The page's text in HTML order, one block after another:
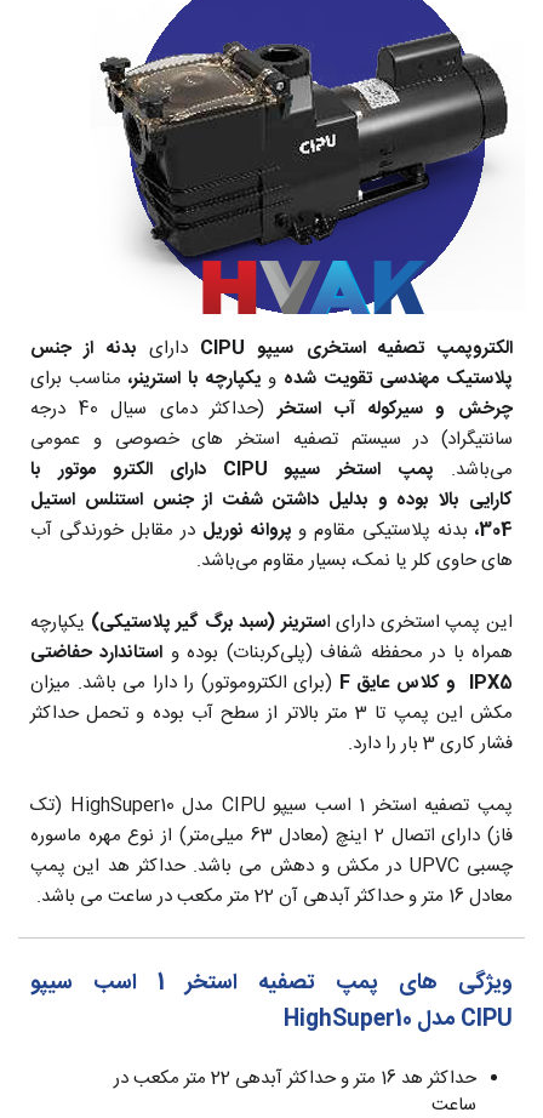
الکتروپمپ تصفیه استخری سیپو CIPU دارای بدنه از جنس
پلاستیک مهندسی تقویت شده و یکپارچه با استرینر، مناسب برای
چرخش و سیرکوله آب استخر
(حداکثر دمای سیال 40 درجه
سانتیگراد) در سیستم تصفیه استخر های خصوصی و عمومی
می‌باشد.
پمپ استخر سیپو CIPU دارای الکترو موتور با
کارایی بالا بوده و بدلیل داشتن شفت از جنس استنلس استیل
304،بدنه پلاستیکی مقاوم و پروانه نوریل در مقابل خورندگی آب
های حاوی کلر یا نمک، بسیار مقاوم می‌باشد.
این پمپ استخری دارای استرینر (سبد برگ گیر پلاستیکی) یکپارچه
همراه با در محفظه شفاف (پلی‌کربنات) بوده و استاندارد حفاضتی
IPX5 و کلاس عایق F
(برای الکتروموتور) را دارا می باشد. میزان
مکش این پمپ تا 3 متر بالاتر از سطح آب بوده و تحمل حداکثر
فشار کاری 3 بار را دارد.
پمپ تصفیه استخر 1 اسب سیپو CIPU مدل HighSuper10 (تک
فاز) دارای اتصال 2 اینچ (معادل 63 میلی‌متر) از نوع مهره ماسوره
چسبی UPVC در مکش و دهش می باشد. حداکثر هد این پمپ
معادل 16 متر و حداکثر آبدهی آن 22 متر مکعب در ساعت می باشد.
ویژگی های پمپ تصفیه استخر 1 اسب سیپو
CIPU مدل HighSuper10
حداکثر هد 16 متر و حداکثر آبدهی 22 متر مکعب در
ساعت